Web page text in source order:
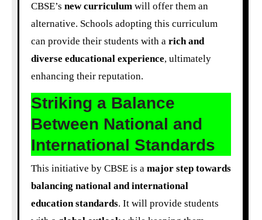
CBSE’s new curriculumwill offer them an
alternative. Schools adopting this curriculum
can provide their students with a rich and
diverse educational experience, ultimately
enhancing their reputation.
Striking a Balance
Between National and
International Standards
This initiative by CBSE is a major step towards
balancing national and international
education standards. It will provide students